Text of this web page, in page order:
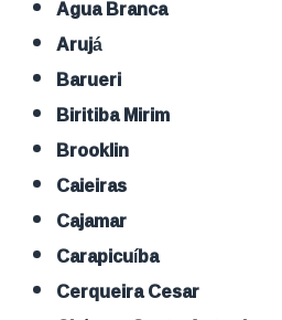
Agua Branca
Arujá
Barueri
Biritiba Mirim
Brooklin
Caieiras
Cajamar
Carapicuíba
Cerqueira Cesar